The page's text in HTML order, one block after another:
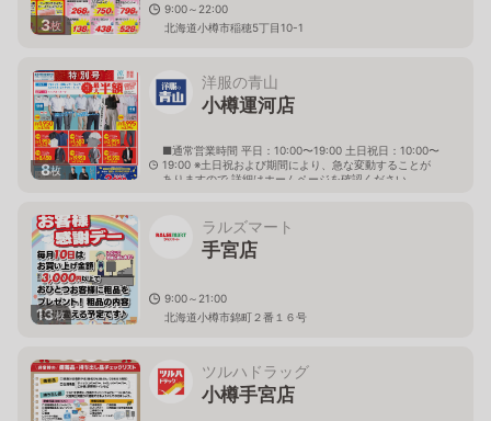
3枚
9:00～22:00
北海道小樽市稲穂5丁目10-1
8枚
洋服の青山
小樽運河店
■通常営業時間 平日：10:00〜19:00 土日祝日：10:00〜
19:00 ※土日祝および期間により、急な変動することが
ありますので 詳細はホームページを確認ください
13枚
ラルズマート
手宮店
9:00～21:00
北海道小樽市錦町２番１６号
ツルハドラッグ
小樽手宮店